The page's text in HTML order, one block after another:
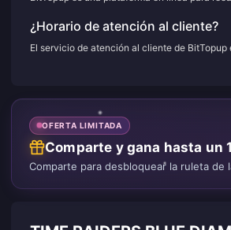
¿Horario de atención al cliente?
El servicio de atención al cliente de
OFERTA LIMITADA
Comparte y gana hasta un
Comparte para desbloquear la ruleta de